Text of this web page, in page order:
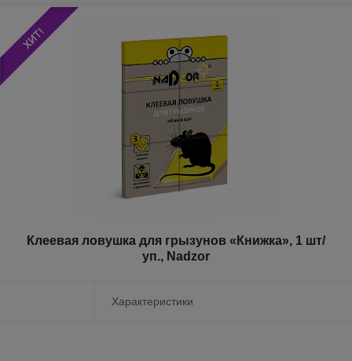
Клеевая ловушка для грызунов «Книжка», 1 шт/
уп., Nadzor
Характеристики